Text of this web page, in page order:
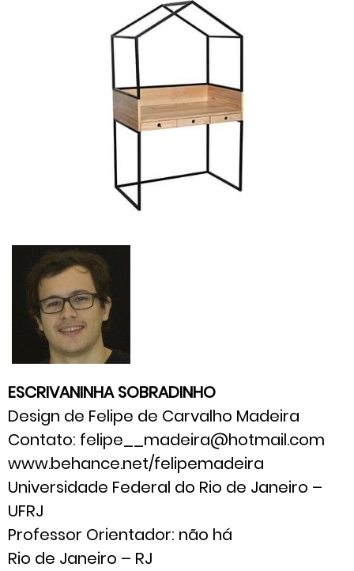
ESCRIVANINHA SOBRADINHO
Design de Felipe de Carvalho Madeira
Contato: felipe__madeira@hotmail.com
www.behance.net/felipemadeira
Universidade Federal do Rio de Janeiro –
UFRJ
Professor Orientador: não há
Rio de Janeiro – RJ